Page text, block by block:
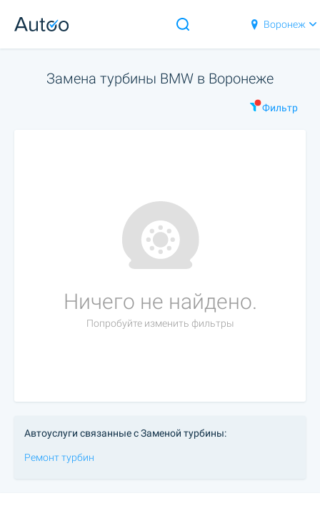
Воронеж
Замена турбины BMW в Воронеже
Фильтр
Ничего не найдено.
Попробуйте изменить фильтры
Автоуслуги связанные с Заменой турбины:
Ремонт турбин